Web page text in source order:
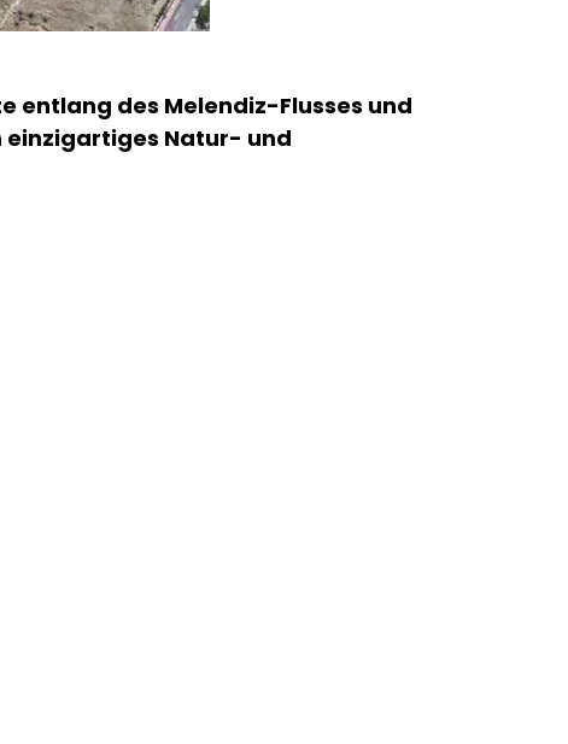
entlang des Melendiz-Flusses und
einzigartiges Natur- und